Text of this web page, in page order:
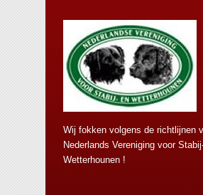
Wij fokken volgens de richtlijnen
Nederlands Vereniging voor
Wetterhounen !